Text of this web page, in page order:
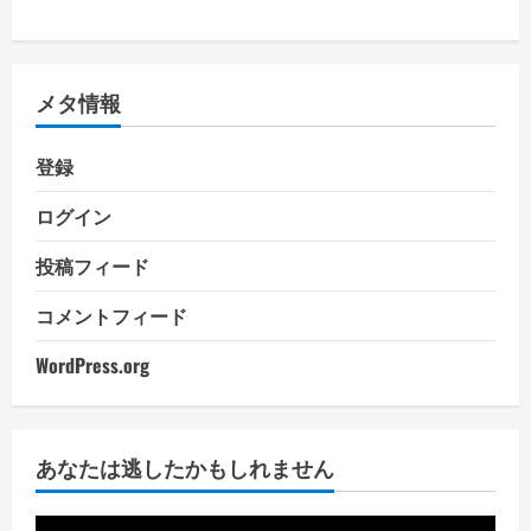
メタ情報
登録
ログイン
投稿フィード
コメントフィード
WordPress.org
あなたは逃したかもしれません